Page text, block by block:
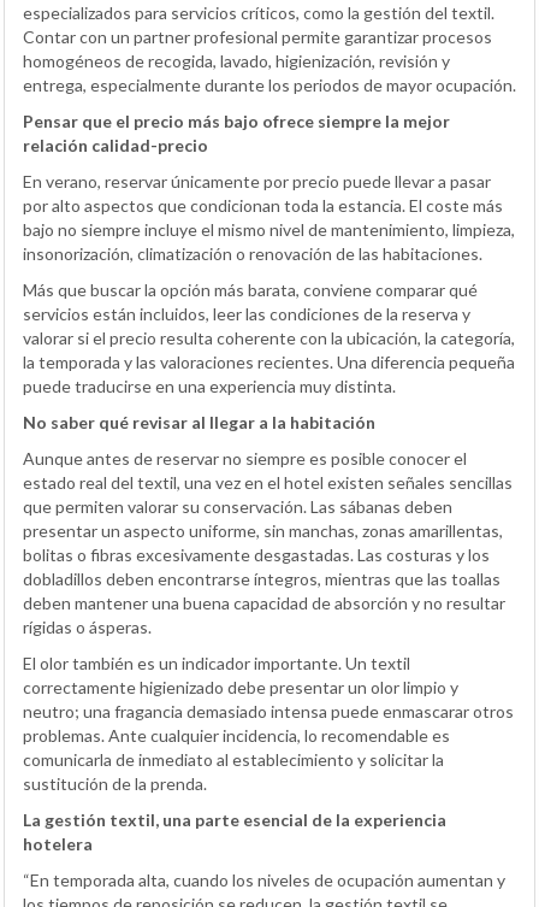
especializados para servicios críticos, como la gestión del textil.
Contar con un partner profesional permite garantizar procesos
homogéneos de recogida, lavado, higienización, revisión y
entrega, especialmente durante los periodos de mayor ocupación.
Pensar que el precio más bajo ofrece siempre la mejor
relación calidad-precio
En verano, reservar únicamente por precio puede llevar a pasar
por alto aspectos que condicionan toda la estancia. El coste más
bajo no siempre incluye el mismo nivel de mantenimiento, limpieza,
insonorización, climatización o renovación de las habitaciones.
Más que buscar la opción más barata, conviene comparar qué
servicios están incluidos, leer las condiciones de la reserva y
valorar si el precio resulta coherente con la ubicación, la categoría,
la temporada y las valoraciones recientes. Una diferencia pequeña
puede traducirse en una experiencia muy distinta.
No saber qué revisar al llegar a la habitación
Aunque antes de reservar no siempre es posible conocer el
estado real del textil, una vez en el hotel existen señales sencillas
que permiten valorar su conservación. Las sábanas deben
presentar un aspecto uniforme, sin manchas, zonas amarillentas,
bolitas o fibras excesivamente desgastadas. Las costuras y los
dobladillos deben encontrarse íntegros, mientras que las toallas
deben mantener una buena capacidad de absorción y no resultar
rígidas o ásperas.
El olor también es un indicador importante. Un textil
correctamente higienizado debe presentar un olor limpio y
neutro; una fragancia demasiado intensa puede enmascarar otros
problemas. Ante cualquier incidencia, lo recomendable es
comunicarla de inmediato al establecimiento y solicitar la
sustitución de la prenda.
La gestión textil, una parte esencial de la experiencia
hotelera
“En temporada alta, cuando los niveles de ocupación aumentan y